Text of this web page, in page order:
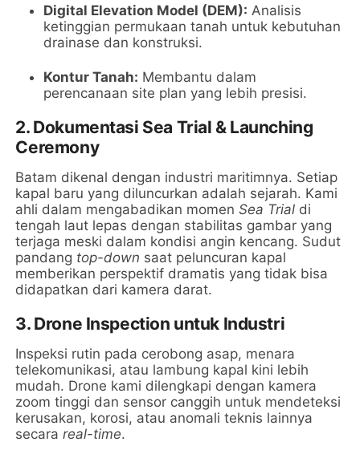
Digital Elevation Model (DEM): Analisis
ketinggian permukaan tanah untuk kebutuhan
drainase dan konstruksi.
Kontur Tanah: Membantu dalam
perencanaan site plan yang lebih presisi.
2. Dokumentasi Sea Trial & Launching
Ceremony
Batam dikenal dengan industri maritimnya. Setiap
kapal baru yang diluncurkan adalah sejarah. Kami
ahli dalam mengabadikan momenSea Trial di
tengah laut lepas dengan stabilitas gambar yang
terjaga meski dalam kondisi angin kencang. Sudut
pandang top-down saat peluncuran kapal
memberikan perspektif dramatis yang tidak bisa
didapatkan dari kamera darat.
3. Drone Inspection untuk Industri
Inspeksi rutin pada cerobong asap, menara
telekomunikasi, atau lambung kapal kini lebih
mudah. Drone kami dilengkapi dengan kamera
zoom tinggi dan sensor canggih untuk mendeteksi
kerusakan, korosi, atau anomali teknis lainnya
secarareal-time.